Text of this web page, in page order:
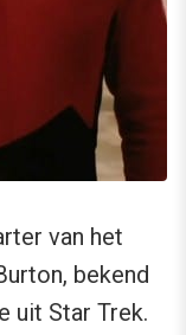
van het
bekend
uit Star Trek.